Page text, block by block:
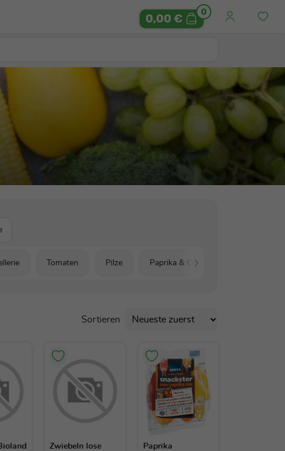
0,00 € 0
Tomaten Pilze Paprika & Chili
Sortieren
Zwiebeln lose
Paprika